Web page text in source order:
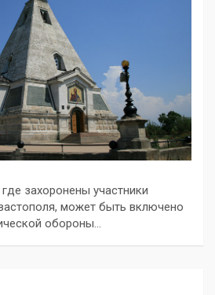
захоронены участники
может быть включено
обороны…